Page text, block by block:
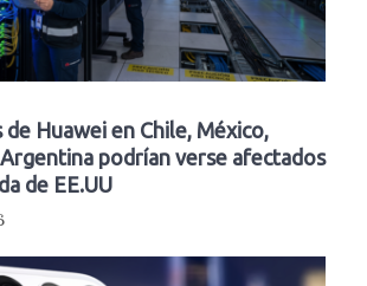
de Huawei en Chile, México,
podrían verse afectados
de EE.UU